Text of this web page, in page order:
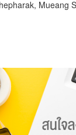
Mueang